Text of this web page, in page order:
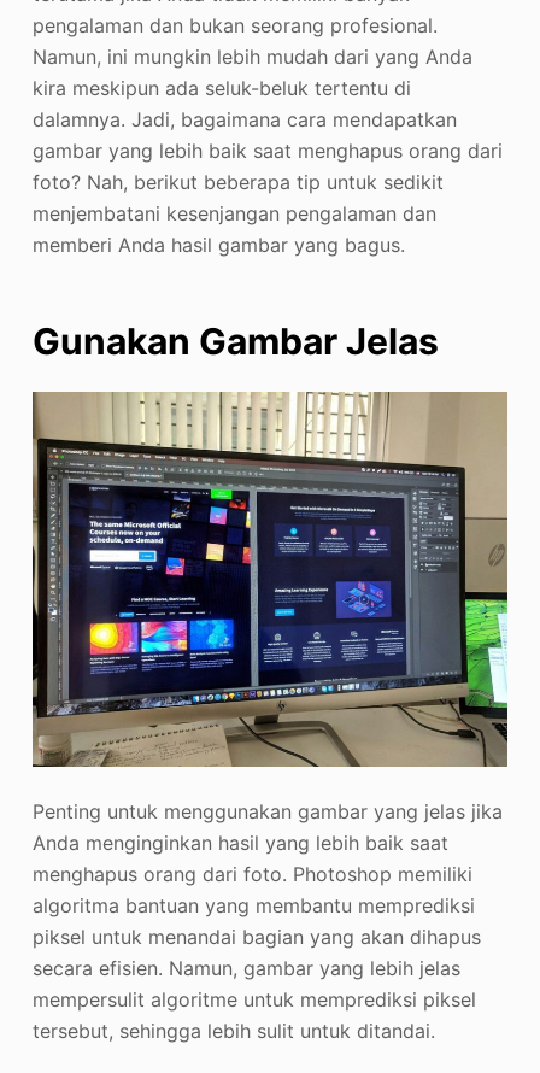
pengalaman dan bukan seorang profesional.
Namun, ini mungkin lebih mudah dari yang Anda
kira meskipun ada seluk-beluk tertentu di
dalamnya. Jadi, bagaimana cara mendapatkan
gambar yang lebih baik saat menghapus orang dari
foto? Nah, berikut beberapa tip untuk sedikit
menjembatani kesenjangan pengalaman dan
memberi Anda hasil gambar yang bagus.
Gunakan Gambar Jelas
Penting untuk menggunakan gambar yang jelas jika
Anda menginginkan hasil yang lebih baik saat
menghapus orang dari foto. Photoshop memiliki
algoritma bantuan yang membantu memprediksi
piksel untuk menandai bagian yang akan dihapus
secara efisien. Namun, gambar yang lebih jelas
mempersulit algoritme untuk memprediksi piksel
tersebut, sehingga lebih sulit untuk ditandai.